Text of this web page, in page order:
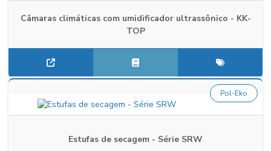
Câmaras climáticas com umidificador ultrassônico - KK-
TOP
Estufas de secagem - Série SRW
Pol-Eko